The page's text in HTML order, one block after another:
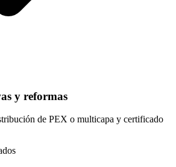
y reformas
de PEX o multicapa y certificado